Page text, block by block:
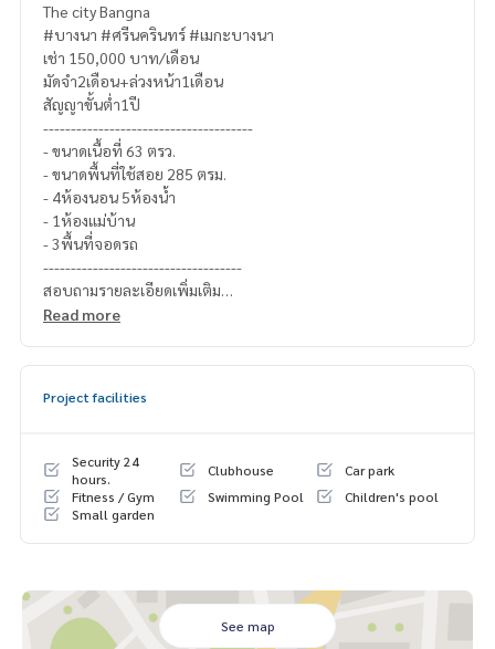
The city Bangna
#บางนา #ศรีนครินทร์ #เมกะบางนา
เช่า 150,000 บาท/เดือน
มัดจำ2เดือน+ล่วงหน้า1เดือน
สัญญาขั้นต่ำ1ปี
--------------------------------------
- ขนาดเนื้อที่ 63 ตรว.
- ขนาดพื้นที่ใช้สอย 285 ตรม.
- 4ห้องนอน 5ห้องน้ำ
- 1ห้องแม่บ้าน
- 3พื้นที่จอดรถ
------------------------------------
สอบถามรายละเอียดเพิ่มเติม
Line official : @matchingproperty (มี @ ข้างหน้า)
.
ะบบเครือข่าย และใช้เทคโนโลยีล่าสุดในการทำการตลาดเพื่อหาลู
กค้าได้อย่างรวดเร็ว
Read more
Project facilities
Security 24
hours.
Clubhouse
Car park
Fitness / Gym
Swimming Pool
Children's pool
Small garden
See map